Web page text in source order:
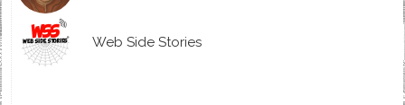
Web Side Stories